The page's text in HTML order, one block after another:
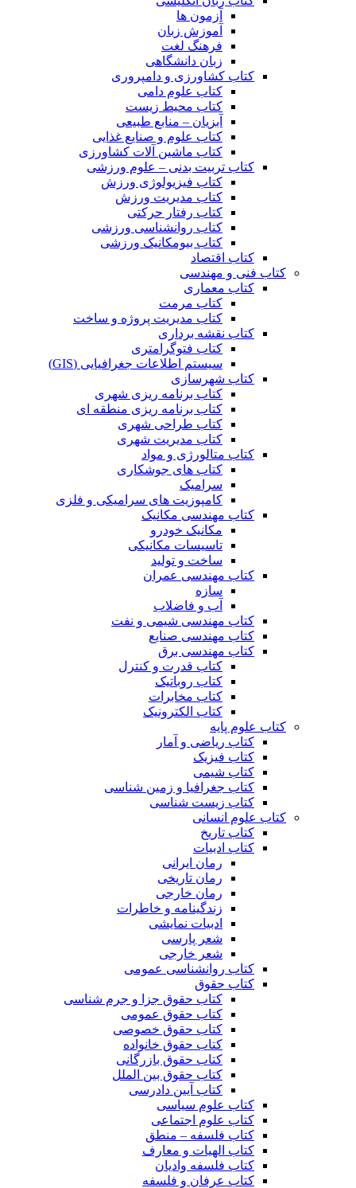
آزمون ها
آموزش زبان
فرهنگ لغت
زبان دانشگاهی
کتاب کشاورزی و دامپروری
کتاب علوم دامی
کتاب محیط زیست
آبزیان – منابع طبیعی
کتاب علوم و صنایع غذایی
کتاب ماشین آلات کشاورزی
کتاب تربیت بدنی – علوم ورزشی
کتاب فیزیولوژی ورزش
کتاب مدیریت ورزش
کتاب رفتار حرکتی
کتاب روانشناسی ورزشی
کتاب بیومکانیک ورزشی
کتاب اقتصاد
کتاب فنی و مهندسی
کتاب معماری
کتاب مرمت
کتاب مدیریت پروژه و ساخت
کتاب نقشه برداری
کتاب فتوگرامتری
سیستم اطلاعات جغرافیایی (GIS)
کتاب شهرسازی
کتاب برنامه ریزی شهری
کتاب برنامه ریزی منطقه ای
کتاب طراحی شهری
کتاب مدیریت شهری
کتاب متالورژی و مواد
کتاب های جوشکاری
سرامیک
کامپوزیت های سرامیکی و فلزی
کتاب مهندسی مکانیک
مکانیک خودرو
تاسیسات مکانیکی
ساخت و تولید
کتاب مهندسی عمران
سازه
آب و فاضلاب
کتاب مهندسی شیمی و نفت
کتاب مهندسی صنایع
کتاب مهندسی برق
کتاب قدرت و کنترل
کتاب روباتیک
کتاب مخابرات
کتاب الکترونیک
کتاب علوم پایه
کتاب ریاضی و آمار
کتاب فیزیک
کتاب شیمی
کتاب جغرافیا و زمین شناسی
کتاب زیست شناسی
کتاب علوم انسانی
کتاب تاریخ
کتاب ادبیات
رمان ایرانی
رمان تاریخی
رمان خارجی
زندگینامه و خاطرات
ادبیات نمایشی
شعر پارسی
شعر خارجی
کتاب روانشناسی عمومی
کتاب حقوق
کتاب حقوق جزا و جرم شناسی
کتاب حقوق عمومی
کتاب حقوق خصوصی
کتاب حقوق خانواده
کتاب حقوق بازرگانی
کتاب حقوق بین الملل
کتاب آیین دادرسی
کتاب علوم سیاسی
کتاب علوم اجتماعی
کتاب فلسفه – منطق
کتاب الهیات و معارف
کتاب فلسفه وادیان
کتاب عرفان و فلسفه